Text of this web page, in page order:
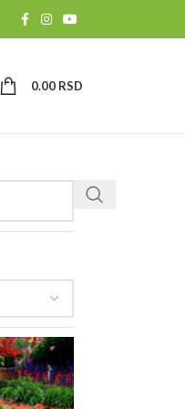
0.00 RSD